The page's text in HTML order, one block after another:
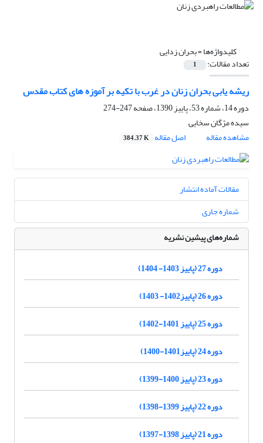
کلیدواژه‌ها =بحران زدایی
تعداد مقالات: 1
ریشه یابی بحران زنان در غرب با تکیه بر آموزه های کتاب مقدس
دوره 14، شماره 53، پاییز 1390، صفحه
247-274
سیده مژگان سخایی
مشاهده مقاله
اصل مقاله 384.37 K
مقالات آماده انتشار
شماره جاری
شماره‌های پیشین نشریه
دوره 27 (پاییز 1403- 1404)
دوره 26 (پاییز1402- 1403)
دوره 25 (پاییز 1401-1402)
دوره 24 (پاییز1401-1400)
دوره 23 (پاییز 1400-1399)
دوره 22 (پاییز 1399-1398)
دوره 21 (پاییز 1398-1397)